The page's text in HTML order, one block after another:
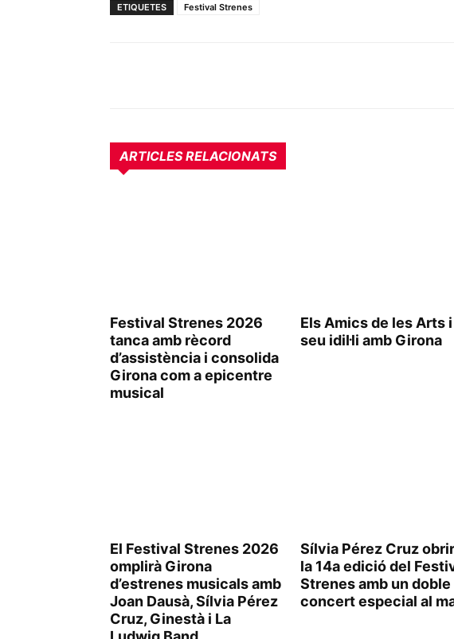
ETIQUETES Festival Strenes
ARTICLES RELACIONATS
Festival Strenes 2026
tanca amb rècord
d’assistència i consolida
Girona com a epicentre
musical
Els Amics de les Arts
seu idil·li amb Girona
El Festival Strenes 2026
omplirà Girona
d’estrenes musicals amb
Joan Dausà, Sílvia Pérez
Cruz, Ginestà i La
Sílvia Pérez Cruz
la 14a edició del
Strenes amb un doble
concert especial al